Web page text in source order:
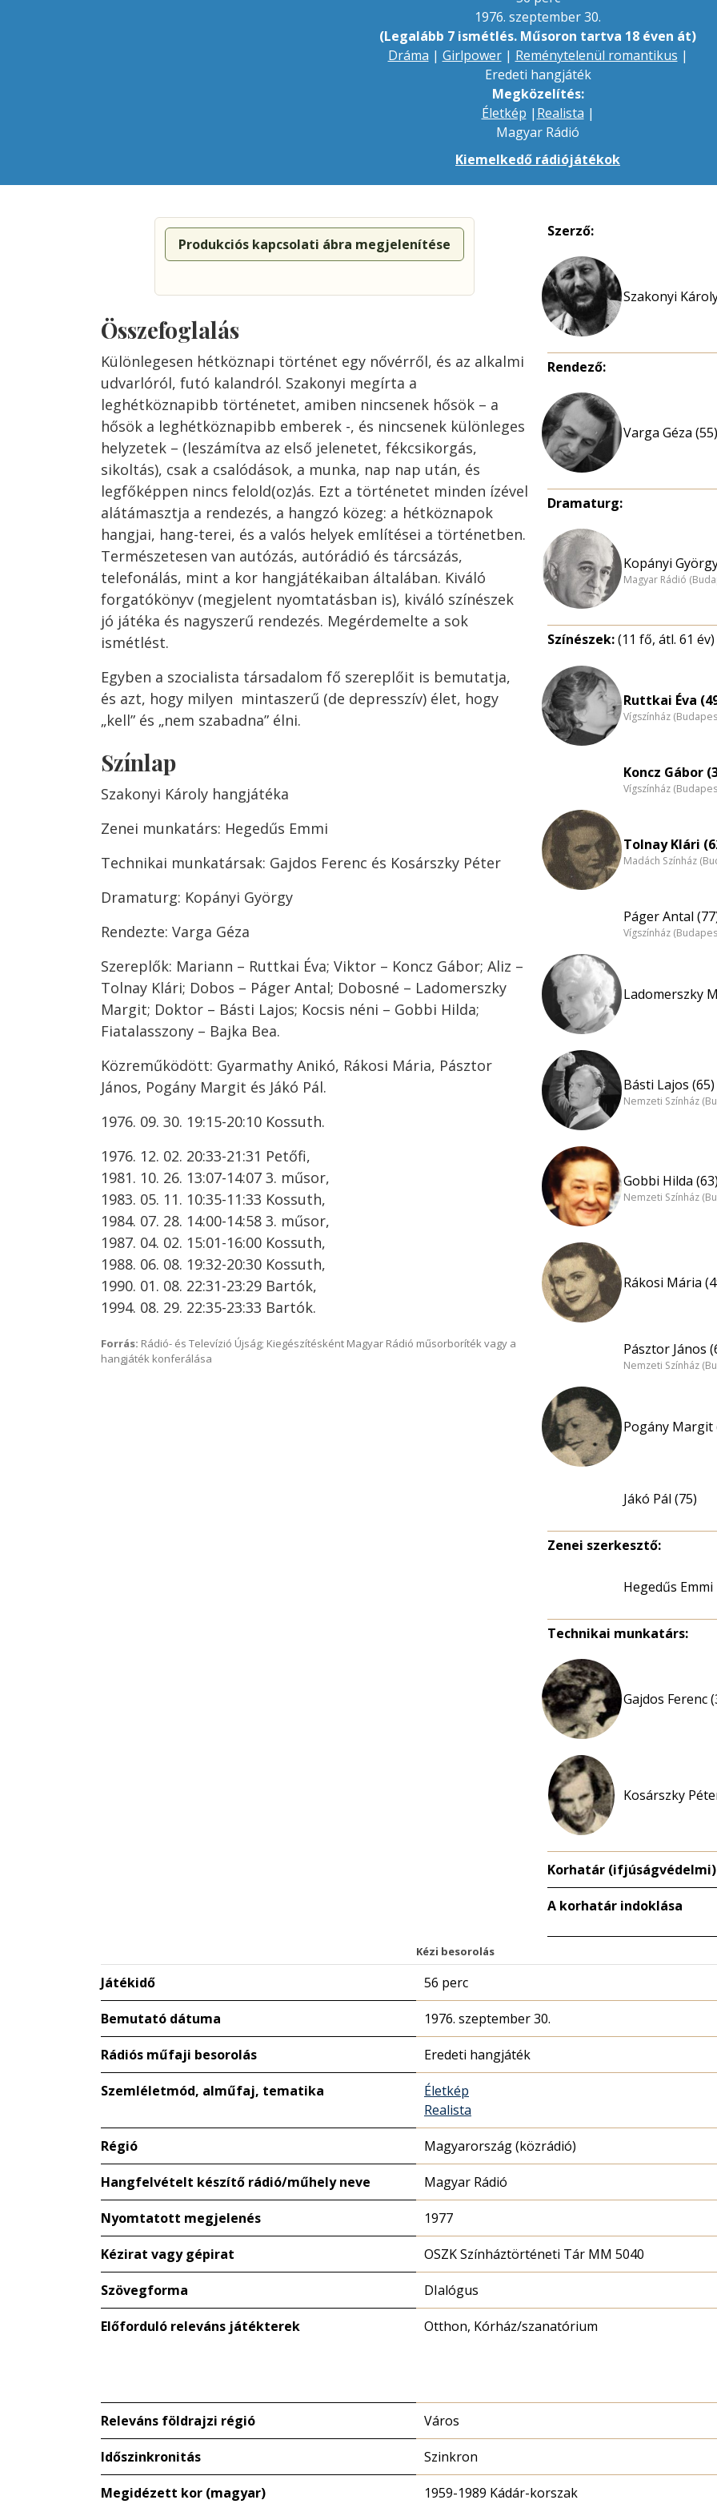
1976. szeptember 30.
(Legalább 7 ismétlés. Műsoron tartva 18 éven át)
Dráma | Girlpower| Reménytelenül romantikus |
Eredeti hangjáték
Megközelítés:
Életkép | Realista |
Magyar Rádió
Kiemelkedő rádiójátékok
Produkciós kapcsolati ábra megjelenítése
Összefoglalás
Különlegesen hétköznapi történet egy nővérről, és az alkalmi
udvarlóról, futó kalandról. Szakonyi megírta a
leghétköznapibb történetet, amiben nincsenek hősök – a
hősök a leghétköznapibb emberek -, és nincsenek különleges
helyzetek – (leszámítva az első jelenetet, fékcsikorgás,
sikoltás), csak a csalódások, a munka, nap nap után, és
legfőképpen nincs felold(oz)ás. Ezt a történetet minden ízével
alátámasztja a rendezés, a hangzó közeg: a hétköznapok
hangjai, hang-terei, és a valós helyek említései a történetben.
Természetesen van autózás, autórádió és tárcsázás,
telefonálás, mint a kor hangjátékaiban általában. Kiváló
forgatókönyv (megjelent nyomtatásban is), kiváló színészek
jó játéka és nagyszerű rendezés. Megérdemelte a sok
ismétlést.
Egyben a szocialista társadalom fő szereplőit is bemutatja,
és azt, hogy milyen mintaszerű (de depresszív) élet, hogy
„kell” és „nem szabadna” élni.
Színlap
Szakonyi Károly hangjátéka
Zenei munkatárs: Hegedűs Emmi
Technikai munkatársak: Gajdos Ferenc és Kosárszky Péter
Dramaturg: Kopányi György
Rendezte: Varga Géza
Szereplők: Mariann – Ruttkai Éva; Viktor – Koncz Gábor; Aliz –
Tolnay Klári; Dobos – Páger Antal; Dobosné – Ladomerszky
Margit; Doktor – Básti Lajos; Kocsis néni – Gobbi Hilda;
Fiatalasszony – Bajka Bea.
Közreműködött: Gyarmathy Anikó, Rákosi Mária, Pásztor
János, Pogány Margit és Jákó Pál.
1976. 09. 30. 19:15-20:10 Kossuth.
1976. 12. 02. 20:33-21:31 Petőfi,
1981. 10. 26. 13:07-14:07 3. műsor,
1983. 05. 11. 10:35-11:33 Kossuth,
1984. 07. 28. 14:00-14:58 3. műsor,
1987. 04. 02. 15:01-16:00 Kossuth,
1988. 06. 08. 19:32-20:30 Kossuth,
1990. 01. 08. 22:31-23:29 Bartók,
1994. 08. 29. 22:35-23:33 Bartók.
Forrás: Rádió- és Televízió Újság; Kiegészítésként Magyar Rádió műsorboríték vagy a
hangjáték konferálása
Szerző:
Szakonyi
Rendező:
Varga Géza (55)
Dramaturg:
Kopányi
Magyar Rádió
Színészek:(11 fő, átl. 61 év)
Ruttkai Éva
Vígszínház
Koncz Gábor
Vígszínház
Tolnay Klári
Madách Színház
Páger Antal
Vígszínház
Ladomerszky
Básti Lajos (65)
Nemzeti Színház
Gobbi Hilda
Nemzeti Színház
Rákosi Mária
Pásztor János
Nemzeti Színház
Pogány Margit
Jákó Pál (75)
Zenei szerkesztő:
Hegedűs Emmi
Technikai munkatárs:
Gajdos Ferenc
Kosárszky
Korhatár (ifjúságvédelmi)
A korhatár indoklása
Kézi besorolás
Játékidő 56 perc
Bemutató dátuma 1976. szeptember 30.
Rádiós műfaji besorolás Eredeti hangjáték
Szemléletmód, alműfaj, tematika
Életkép
Realista
Régió Magyarország (közrádió)
Hangfelvételt készítő rádió/műhely neve Magyar Rádió
Nyomtatott megjelenés 1977
Kézirat vagy gépirat OSZK Színháztörténeti Tár MM 5040
Szövegforma DIalógus
Előforduló releváns játékterek Otthon, Kórház/szanatórium
Releváns földrajzi régió Város
Időszinkronitás Szinkron
Megidézett kor (magyar) 1959-1989 Kádár-korszak